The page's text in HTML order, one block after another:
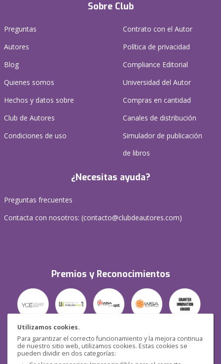
Utilizamos cookies.
Para garantizar el correcto funcionamiento y la mejora continua
de nuestro sitio web, utilizamos cookies. Estas cookies se
pueden dividir en dos categorías:
Sobre Club
Preguntas
Autores
Blog
Quienes somos
Hechos y datos sobre
Club de Autores
Condiciones de uso
Contrato con el Autor
Política de privacidad
Compliance Editorial
Universidad del Autor
Compras en cantidad
Canales de distribución
Simulador de publicación
de libros
¿Necesitas ayuda?
Preguntas frecuentes
Contacta con nosotros: (contacto@clubdeautores.com)
Premios y Reconocimientos
Seguridad